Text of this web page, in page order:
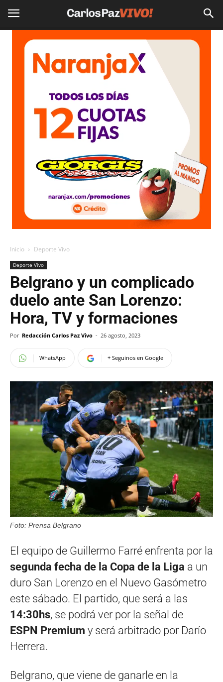
Inicio Deporte Vivo
Deporte Vivo
Belgrano y un complicado
duelo ante San Lorenzo:
Hora, TV y formaciones
Por Redacción Carlos Paz Vivo - 26 agosto, 2023
WhatsApp + Seguinos en Google
Foto: Prensa Belgrano
El equipo de Guillermo Farré enfrenta por la
segunda fecha de la Copa de la Liga a un
duro San Lorenzo en el Nuevo Gasómetro
este sábado. El partido, que será a las
14:30hs, se podrá ver por la señal de
ESPN Premium y será arbitrado por Darío
Herrera.
Belgrano, que viene de ganarle en la